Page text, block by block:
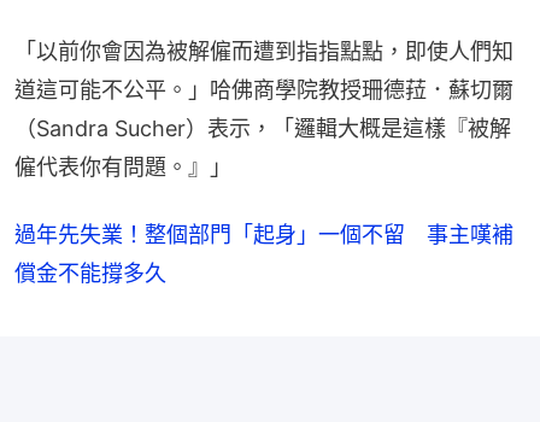
「以前你會因為被解僱而遭到指指點點，即使人們知
道這可能不公平。」哈佛商學院教授珊德菈．蘇切爾
（Sandra Sucher）表示，「邏輯大概是這樣『被解
僱代表你有問題。』」
過年先失業！整個部門「起身」一個不留 事主嘆補
償金不能撐多久